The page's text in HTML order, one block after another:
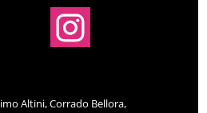
Altini, Corrado Bellora,